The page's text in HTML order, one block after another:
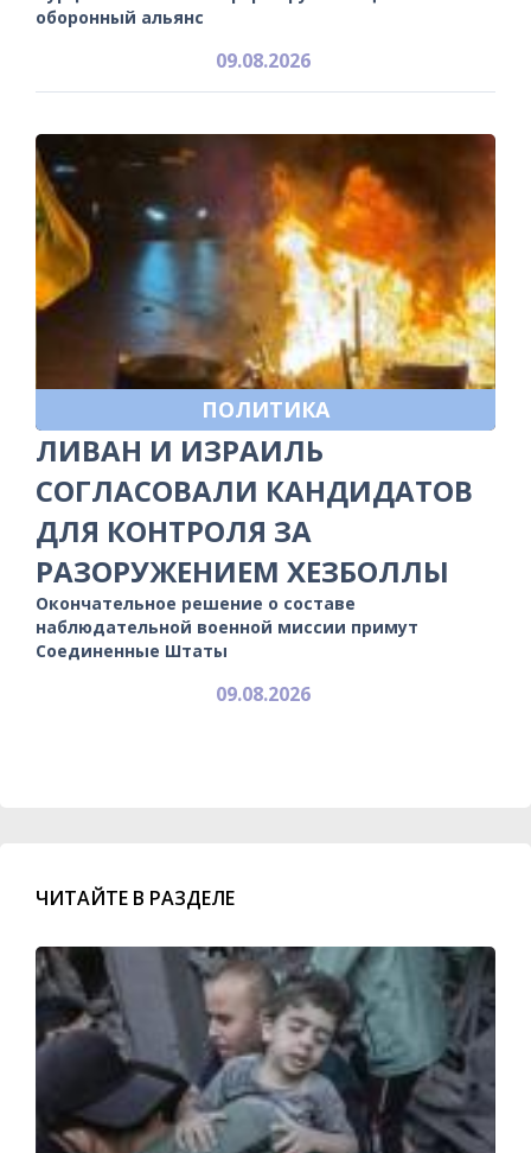
оборонный альянс
09.08.2026
ПОЛИТИКА
ЛИВАН И ИЗРАИЛЬ
СОГЛАСОВАЛИ КАНДИДАТОВ
ДЛЯ КОНТРОЛЯ ЗА
РАЗОРУЖЕНИЕМ ХЕЗБОЛЛЫ
Окончательное решение о составе
наблюдательной военной миссии примут
Соединенные Штаты
09.08.2026
ЧИТАЙТЕ В РАЗДЕЛЕ